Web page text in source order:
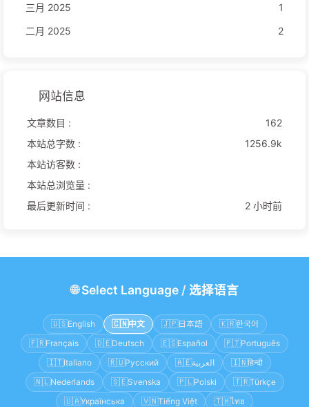
三月 2025
1
二月 2025
2
网站信息
文章数目 :
162
本站总字数 :
1256.9k
本站访客数 :
本站总浏览量 :
最后更新时间 :
2 小时前
🌐Select Language/ 选择语言
🇺🇸English 🇨🇳 中文 🇯🇵日本語 🇰🇷한국어
🇫🇷Français 🇩🇪Deutsch 🇪🇸Español 🇵🇹Português
🇮🇹Italiano 🇷🇺Русский 🇦🇪العربية 🇮🇳हिन्दी
🇳🇱Nederlands 🇸🇪Svenska 🇵🇱Polski 🇹🇷Türkçe
🇺🇦Українська 🇻🇳Tiếng Việt 🇹🇭ไทย